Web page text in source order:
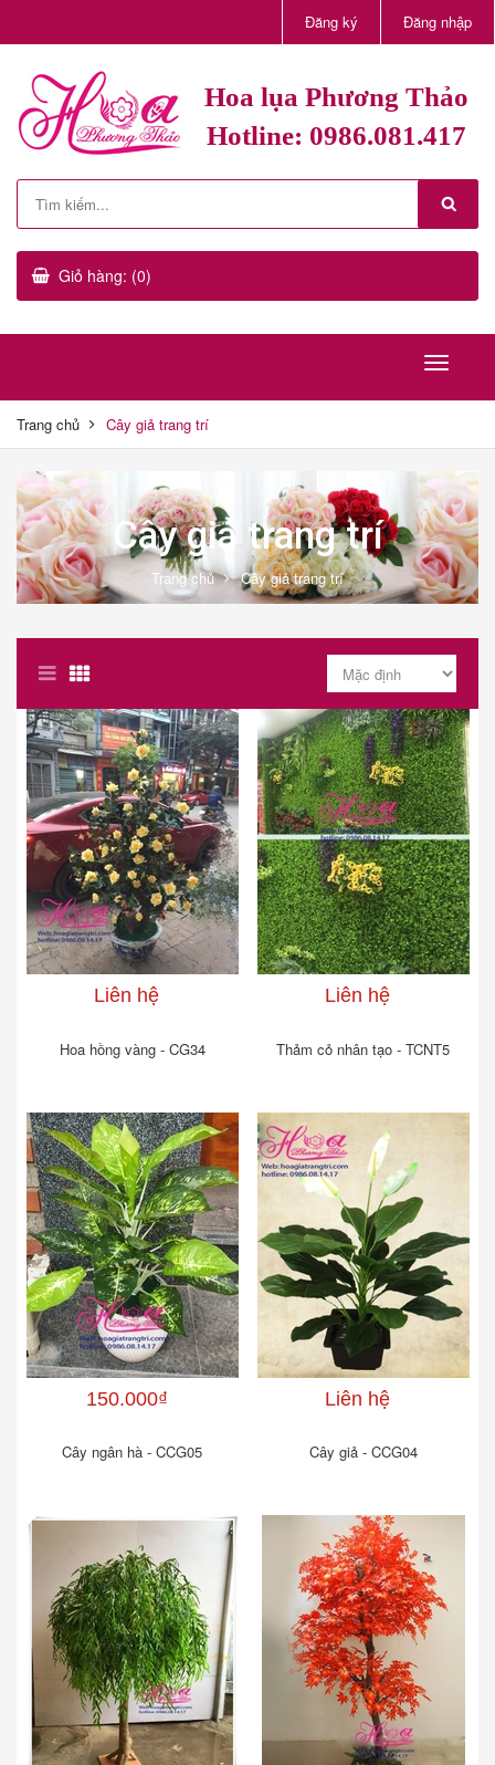
Đăng ký Đăng nhập
Hoa lụa Phương Thảo
Hotline: 0986.081.417
Giỏ hàng: (0)
Trang chủ Cây giả trang trí
Cây giả trang trí
Trang chủ Cây giả trang trí
Liên hệ
Hoa hồng vàng - CG34
Liên hệ
Thảm cỏ nhân tạo - TCNT5
150.000₫
Cây ngân hà - CCG05
Liên hệ
Cây giả - CCG04